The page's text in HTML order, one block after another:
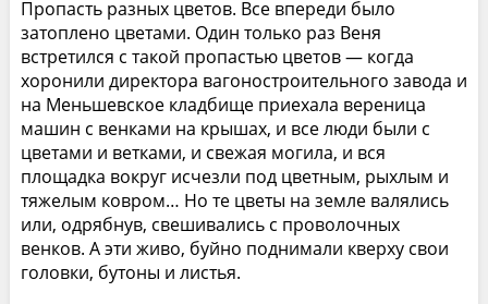
Пропасть разных цветов. Все впереди было
затоплено цветами. Один только раз Веня
встретился с такой пропастью цветов — когда
хоронили директора вагоностроительного завода и
на Меньшевское кладбище приехала вереница
машин с венками на крышах, и все люди были с
цветами и ветками, и свежая могила, и вся
площадка вокруг исчезли под цветным, рыхлым и
тяжелым ковром… Но те цветы на земле валялись
или, одрябнув, свешивались с проволочных
венков. А эти живо, буйно поднимали кверху свои
головки, бутоны и листья.